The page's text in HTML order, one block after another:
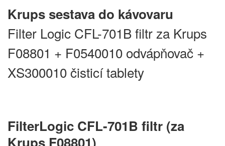
Krups sestava do kávovaru
Filter Logic CFL-701B filtr za Krups
F08801 + F0540010 odvápňovač +
XS300010 čisticí tablety
FilterLogic CFL-701B filtr (za
Krups F08801)